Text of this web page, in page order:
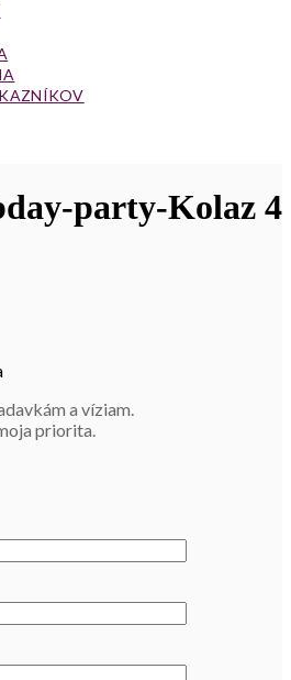
party-Kolaz 4
a víziam.
priorita.